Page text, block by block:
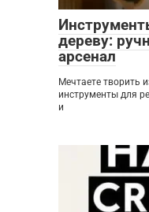
дереву:
арсенал
Мечтаете творить
инструменты для
и